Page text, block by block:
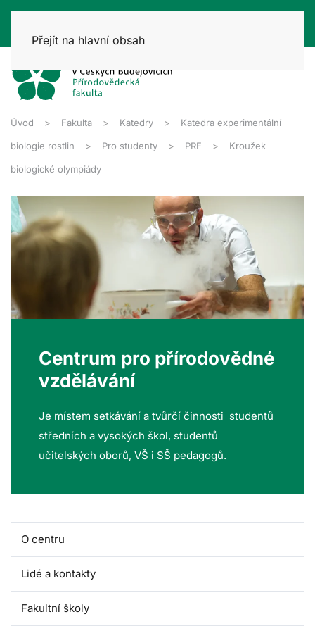
Přejít na hlavní obsah
Úvod Fakulta Katedry Katedra experimentální
biologie rostlin Pro studenty PRF Kroužek
biologické olympiády
Centrum pro přírodovědné
vzdělávání
Je místem setkávání a tvůrčí činnosti studentů
středních a vysokých škol, studentů
učitelských oborů, VŠ i SŠ pedagogů.
O centru
Lidé a kontakty
Fakultní školy